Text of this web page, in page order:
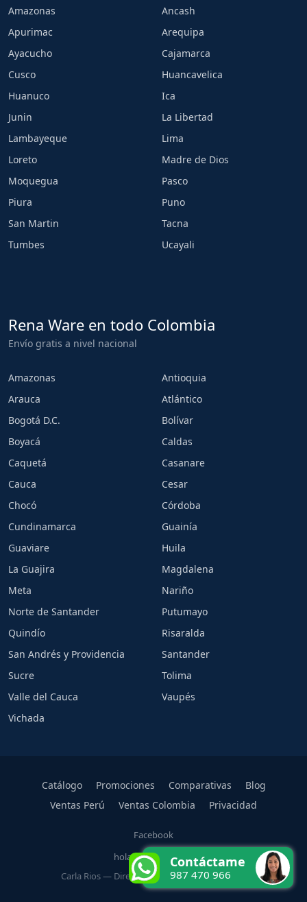
Amazonas
Ancash
Apurimac
Arequipa
Ayacucho
Cajamarca
Cusco
Huancavelica
Huanuco
Ica
Junin
La Libertad
Lambayeque
Lima
Loreto
Madre de Dios
Moquegua
Pasco
Piura
Puno
San Martin
Tacna
Tumbes
Ucayali
Rena Ware en todo Colombia
Envío gratis a nivel nacional
Amazonas
Antioquia
Arauca
Atlántico
Bogotá D.C.
Bolívar
Boyacá
Caldas
Caquetá
Casanare
Cauca
Cesar
Chocó
Córdoba
Cundinamarca
Guainía
Guaviare
Huila
La Guajira
Magdalena
Meta
Nariño
Norte de Santander
Putumayo
Quindío
Risaralda
San Andrés y Providencia
Santander
Sucre
Tolima
Valle del Cauca
Vaupés
Vichada
Catálogo Promociones Comparativas
Blog
Ventas Perú
Ventas Colombia Privacidad
Facebook
hola@carlarios.com
Carla Rios — Directora Oficial Rena Ware Perú
Contáctame
987 470 966